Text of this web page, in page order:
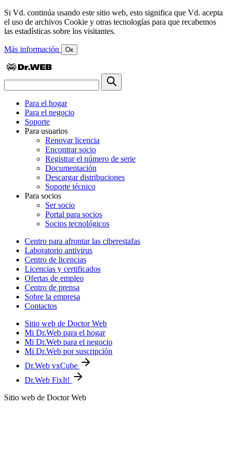
Si Vd. continúa usando este sitio web, esto significa que Vd. acepta
el uso de archivos Cookie y otras tecnologías para que recabemos
las estadísticas sobre los visitantes.
Más información Ок
Para el hogar
Para el negocio
Soporte
Para usuarios
Renovar licencia
Encontrar socio
Registrar el número de serie
Documentación
Descargar distribuciones
Soporte técnico
Para socios
Ser socio
Portal para socios
Socios tecnológicos
Centro para afrontar las ciberestafas
Laboratorio antivirus
Centro de licencias
Licencias y certificados
Ofertas de empleo
Centro de prensa
Sobre la empresa
Contactos
Sitio web de Doctor Web
Mi Dr.Web para el hogar
Mi Dr.Web para el negocio
Mi Dr.Web por suscripción
Dr.Web vxCube
Dr.Web FixIt!
Sitio web de Doctor Web